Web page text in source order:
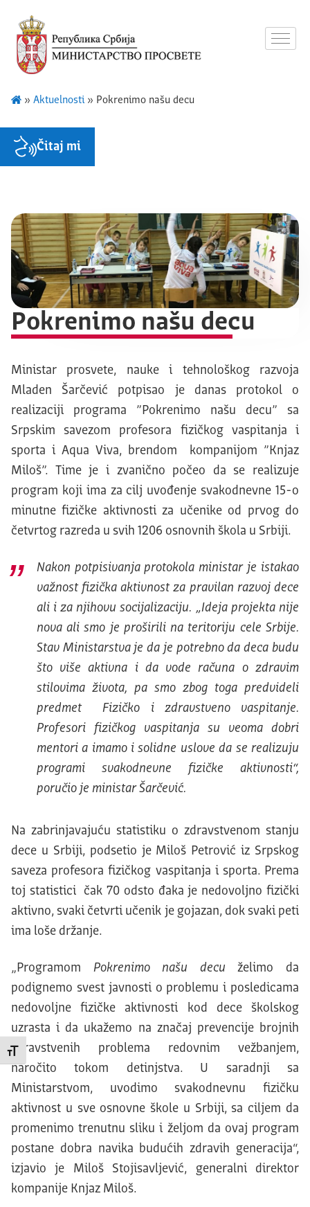
Promeni veličinu slova
» Aktuelnosti» Pokrenimo našu decu
Čitaj mi
Pokrenimo našu decu
Ministar prosvete, nauke i tehnološkog razvoja
Mladen Šarčević potpisao je danas protokol o
realizaciji programa ”Pokrenimo našu decu” sa
Srpskim savezom profesora fizičkog vaspitanja i
sporta i Aqua Viva, brendom kompanijom ”Knjaz
Miloš”. Time je i zvanično počeo da se realizuje
program koji ima za cilj uvođenje svakodnevne 15-o
minutne fizičke aktivnosti za učenike od prvog do
četvrtog razreda u svih 1206 osnovnih škola u Srbiji.
Nakon potpisivanja protokola ministar je istakao
važnost fizička aktivnost za pravilan razvoj dece
ali i za njihovu socijalizaciju. „Ideja projekta nije
nova ali smo je proširili na teritoriju cele Srbije.
Stav Ministarstva je da je potrebno da deca budu
što više aktivna i da vode računa o zdravim
stilovima života, pa smo zbog toga predvideli
predmet Fizičko i zdravstveno vaspitanje.
Profesori fizičkog vaspitanja su veoma dobri
mentori a imamo i solidne uslove da se realizuju
programi svakodnevne fizičke aktivnosti“,
poručio je ministar Šarčević.
Na zabrinjavajuću statistiku o zdravstvenom stanju
dece u Srbiji, podsetio je Miloš Petrović iz Srpskog
saveza profesora fizičkog vaspitanja i sporta. Prema
toj statistici čak 70 odsto đaka je nedovoljno fizički
aktivno, svaki četvrti učenik je gojazan, dok svaki peti
ima loše držanje.
„Programom Pokrenimo našu decu želimo da
podignemo svest javnosti o problemu i posledicama
nedovoljne fizičke aktivnosti kod dece školskog
uzrasta i da ukažemo na značaj prevencije brojnih
zdravstvenih problema redovnim vežbanjem,
naročito tokom detinjstva. U saradnji sa
Ministarstvom, uvodimo svakodnevnu fizičku
aktivnost u sve osnovne škole u Srbiji, sa ciljem da
promenimo trenutnu sliku i željom da ovaj program
postane dobra navika budućih zdravih generacija“,
izjavio je Miloš Stojisavljević, generalni direktor
kompanije Knjaz Miloš.